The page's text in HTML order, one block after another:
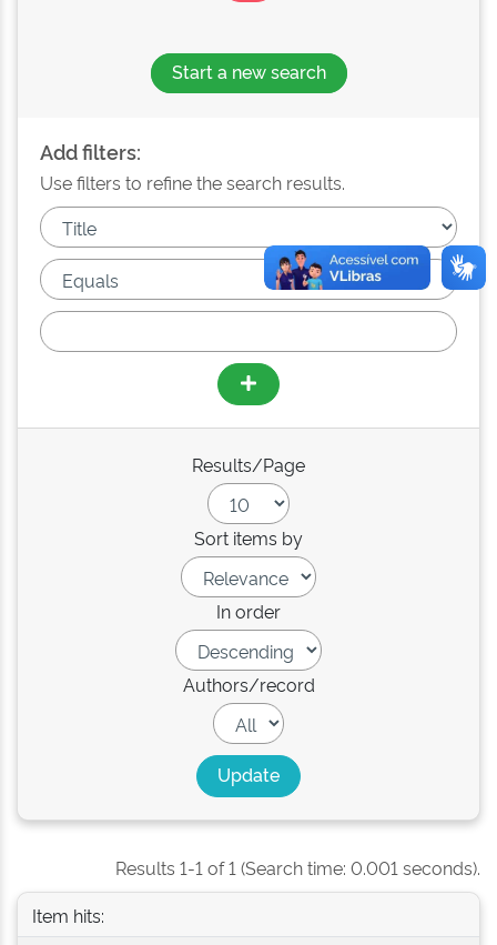
Start a new search
Add filters:
Use filters to refine the search results.
Results/Page
Sort items by
In order
Authors/record
Results 1-1 of 1 (Search time: 0.001 seconds).
Item hits: